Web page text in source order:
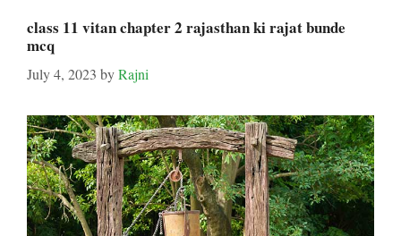
class 11 vitan chapter 2 rajasthan ki rajat bunde
mcq
July 4, 2023 byRajni